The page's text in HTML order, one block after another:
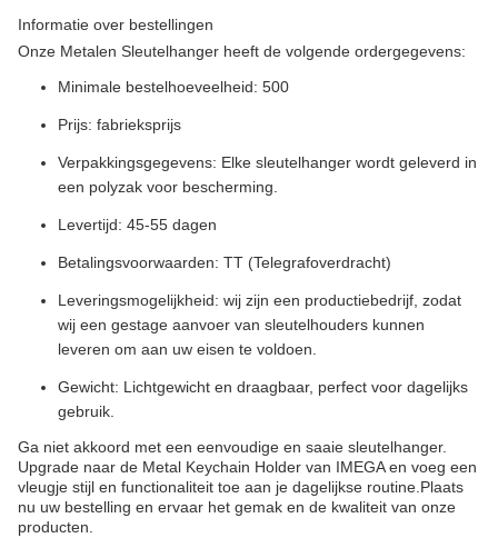
Informatie over bestellingen
Onze Metalen Sleutelhanger heeft de volgende ordergegevens:
Minimale bestelhoeveelheid: 500
Prijs: fabrieksprijs
Verpakkingsgegevens: Elke sleutelhanger wordt geleverd in
een polyzak voor bescherming.
Levertijd: 45-55 dagen
Betalingsvoorwaarden: TT (Telegrafoverdracht)
Leveringsmogelijkheid: wij zijn een productiebedrijf, zodat
wij een gestage aanvoer van sleutelhouders kunnen
leveren om aan uw eisen te voldoen.
Gewicht: Lichtgewicht en draagbaar, perfect voor dagelijks
gebruik.
Ga niet akkoord met een eenvoudige en saaie sleutelhanger.
Upgrade naar de Metal Keychain Holder van IMEGA en voeg een
vleugje stijl en functionaliteit toe aan je dagelijkse routine.Plaats
nu uw bestelling en ervaar het gemak en de kwaliteit van onze
producten.